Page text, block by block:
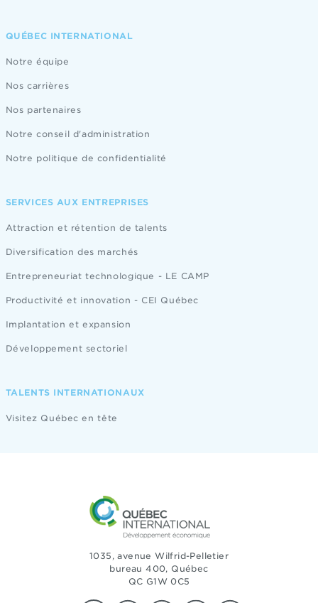
QUÉBEC INTERNATIONAL
Notre équipe
Nos carrières
Nos partenaires
Notre conseil d'administration
Notre politique de confidentialité
SERVICES AUX ENTREPRISES
Attraction et rétention de talents
Diversification des marchés
Entrepreneuriat technologique - LE CAMP
Productivité et innovation - CEI Québec
Implantation et expansion
Développement sectoriel
TALENTS INTERNATIONAUX
Visitez Québec en tête
1035, avenue Wilfrid-Pelletier
bureau 400, Québec
QC G1W 0C5